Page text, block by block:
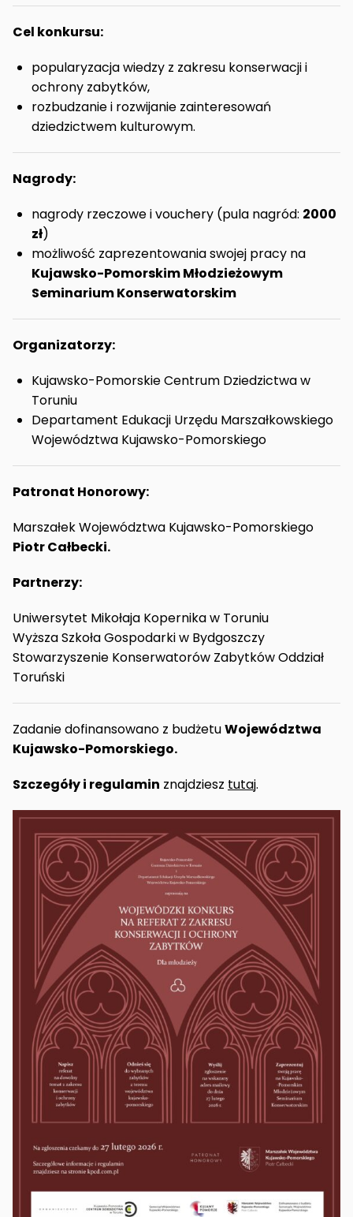
Cel konkursu:
popularyzacja wiedzy z zakresu konserwacji i
ochrony zabytków,
rozbudzanie i rozwijanie zainteresowań
dziedzictwem kulturowym.
Nagrody:
nagrody rzeczowe i vouchery (pula nagród: 2000
zł)
możliwość zaprezentowania swojej pracy na
Kujawsko-Pomorskim Młodzieżowym
Seminarium Konserwatorskim
Organizatorzy:
Kujawsko-Pomorskie Centrum Dziedzictwa w
Toruniu
Departament Edukacji Urzędu Marszałkowskiego
Województwa Kujawsko-Pomorskiego
Patronat Honorowy:
Marszałek Województwa Kujawsko-Pomorskiego
Piotr Całbecki.
Partnerzy:
Uniwersytet Mikołaja Kopernika w Toruniu
Wyższa Szkoła Gospodarki w Bydgoszczy
Stowarzyszenie Konserwatorów Zabytków Oddział
Toruński
Zadanie dofinansowano z budżetuWojewództwa
Kujawsko-Pomorskiego.
Szczegóły i regulamin znajdziesz tutaj.